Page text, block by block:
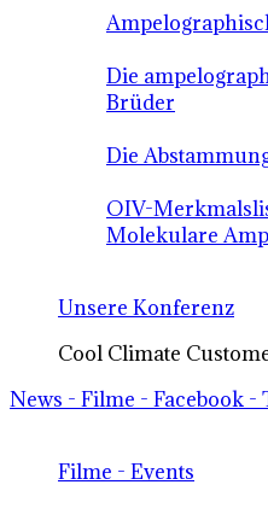
Die
Brüder
Die
OIV-
Molekulare
Unsere Konferenz
Cool Climate
News - Filme - Facebook -
Filme - Events